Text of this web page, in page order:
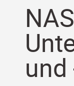
und